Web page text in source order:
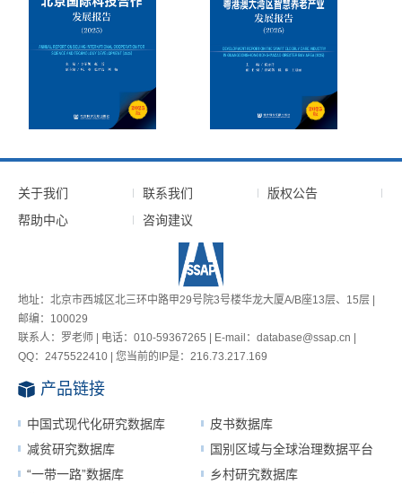
关于我们 联系我们
版权公告
帮助中心
咨询建议
地址：北京市西城区北三环中路甲29号院3号楼华龙大厦A/B座13层、15层 |
邮编：100029
联系人：罗老师 | 电话：010-59367265 | E-mail：database@ssap.cn |
QQ：2475522410 | 您当前的IP是： 216.73.217.169
产品链接
中国式现代化研究数据库
皮书数据库
减贫研究数据库
国别区域与全球治理数据平台
“一带一路”数据库
乡村研究数据库